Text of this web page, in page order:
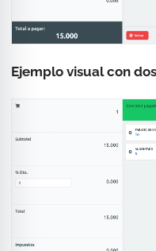
Ejemplo visual con